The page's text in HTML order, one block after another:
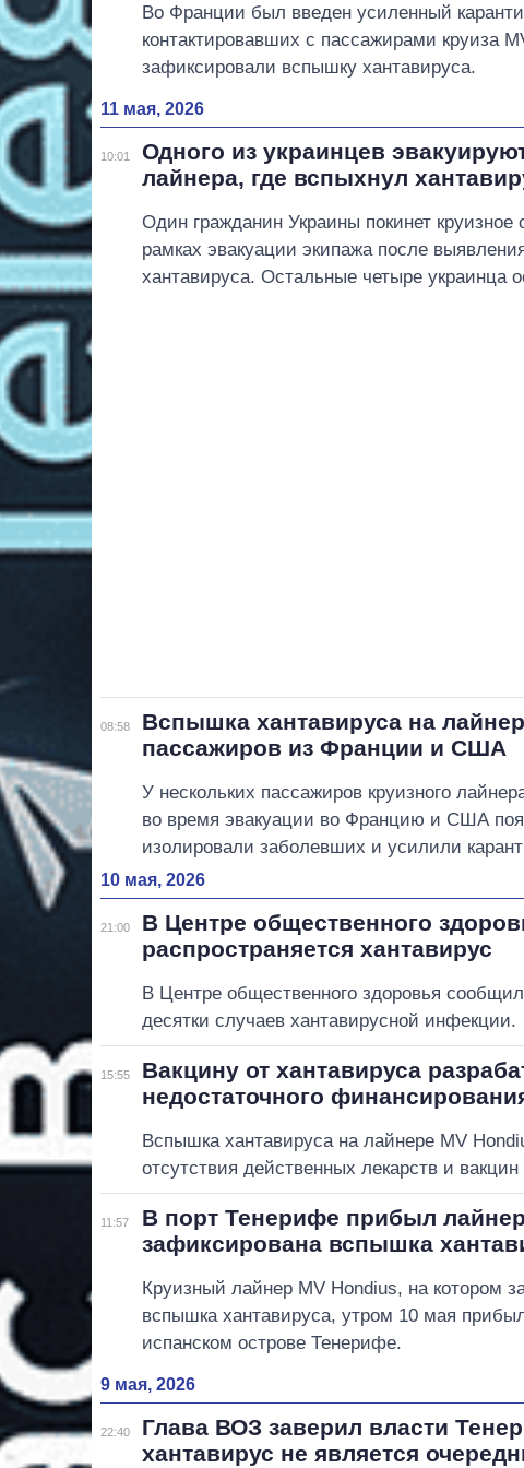
Во Франции был введен усиленный
контактировавших с пассажирами круиза
зафиксировали вспышку хантавируса.
11 мая, 2026
10:01
Одного из украинцев
лайнера, где вспыхнул
Один гражданин Украины покинет круизное
рамках эвакуации экипажа после
хантавируса. Остальные четыре украинца
08:58
Вспышка хантавируса на
пассажиров из Франции и США
У нескольких пассажиров круизного
во время эвакуации во Францию и США
изолировали заболевших и усилили
10 мая, 2026
21:00
В Центре общественного
распространяется хантавирус
В Центре общественного здоровья
десятки случаев хантавирусной инфекции.
15:55
Вакцину от хантавируса
недостаточного
Вспышка хантавируса на лайнере MV
отсутствия действенных лекарств и
11:57
В порт Тенерифе прибыл
зафиксирована вспышка
Круизный лайнер MV Hondius, на котором
вспышка хантавируса, утром 10 мая
испанском острове Тенерифе.
9 мая, 2026
22:40
Глава ВОЗ заверил власти
хантавирус не является